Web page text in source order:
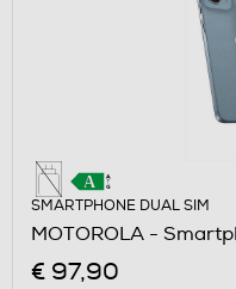
SMARTPHONE DUAL SIM
MOTOROLA -
€ 97,90